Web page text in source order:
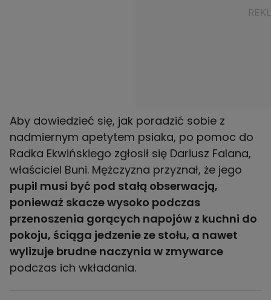
Aby dowiedzieć się, jak poradzić sobie z
nadmiernym apetytem psiaka, po pomoc do
Radka Ekwińskiego zgłosił się Dariusz Falana,
właściciel Buni. Mężczyzna przyznał, że jego
pupil musi być pod stałą obserwacją,
ponieważ skacze wysoko podczas
przenoszenia gorących napojów z kuchni do
pokoju, ściąga jedzenie ze stołu, a nawet
wylizuje brudne naczynia w zmywarce
podczas ich wkładania.